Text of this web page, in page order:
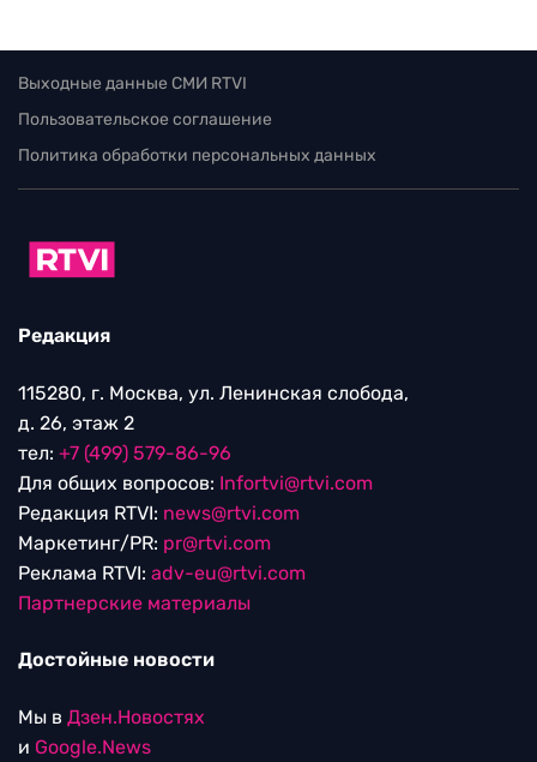
Выходные данные СМИ RTVI
Пользовательское соглашение
Политика обработки персональных данных
Редакция
115280, г. Москва, ул. Ленинская слобода,
д. 26, этаж 2
тел: +7 (499) 579-86-96
Для общих вопросов: Infortvi@rtvi.com
Редакция RTVI: news@rtvi.com
Маркетинг/PR: pr@rtvi.com
Реклама RTVI: adv-eu@rtvi.com
Партнерские материалы
Достойные новости
Мы в Дзен.Новостях
и Google.News